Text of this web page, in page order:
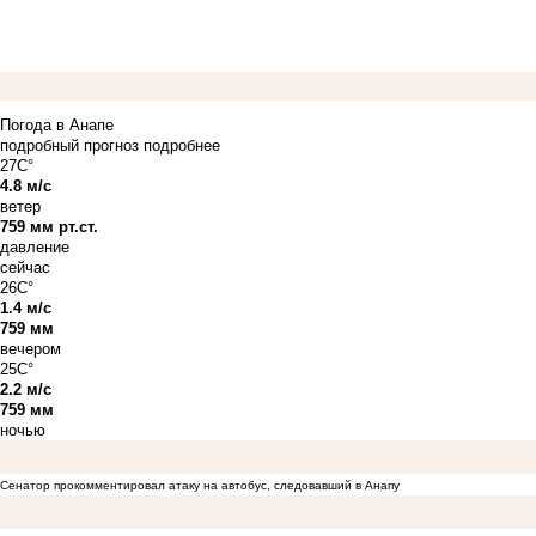
Погода в Анапе
подробный прогноз подробнее
27C°
4.8 м/с
ветер
759 мм рт.ст.
давление
сейчас
26C°
1.4 м/с
759 мм
вечером
25C°
2.2 м/с
759 мм
ночью
Сенатор прокомментировал атаку на автобус, следовавший в Анапу